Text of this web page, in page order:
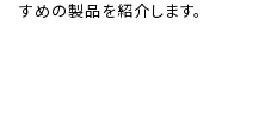
すめの製品を紹介します。